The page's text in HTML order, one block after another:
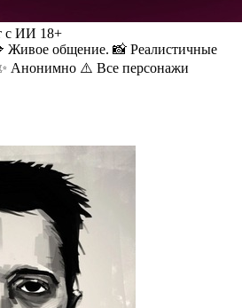
с ИИ 18+
Живое общение. 📸 Реалистичные
Анонимно ⚠️ Все персонажи